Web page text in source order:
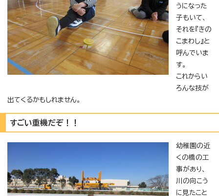
うになった
子もいて、
それを『きの
こまわし』と
呼んでいま
す。
これからい
ろんな技が
出てくるかもしれません。
すごい重機だぞ！！
幼稚園の近
くの橋の工
事があり、
川の向こう
に見たこと